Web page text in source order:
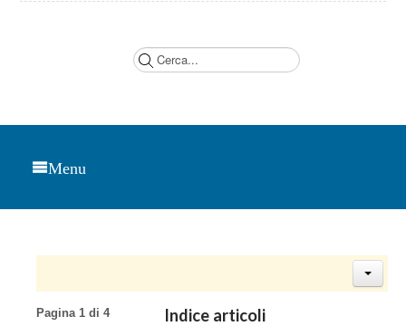
Menu
Indice articoli
Pagina 1 di 4